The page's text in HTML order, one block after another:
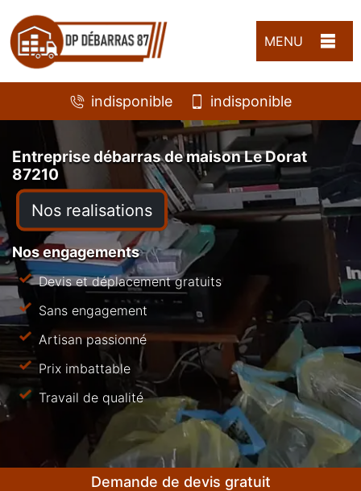
MENU
indisponible indisponible
Entreprise débarras de maison Le Dorat
87210
Nos realisations
Nos engagements
Devis et déplacement gratuits
Sans engagement
Artisan passionné
Prix imbattable
Travail de qualité
Demande de devis gratuit